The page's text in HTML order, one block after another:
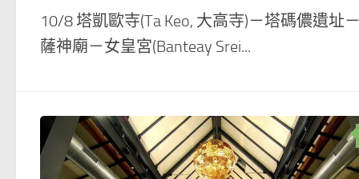
10/8 塔凱歐寺(Ta Keo, 大高寺)－塔碼儂遺址
薩神廟－女皇宮(Banteay Srei...